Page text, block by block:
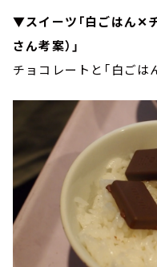
▼スイーツ「白ごはん✕
さん考案）」
チョコレートと「白ごは